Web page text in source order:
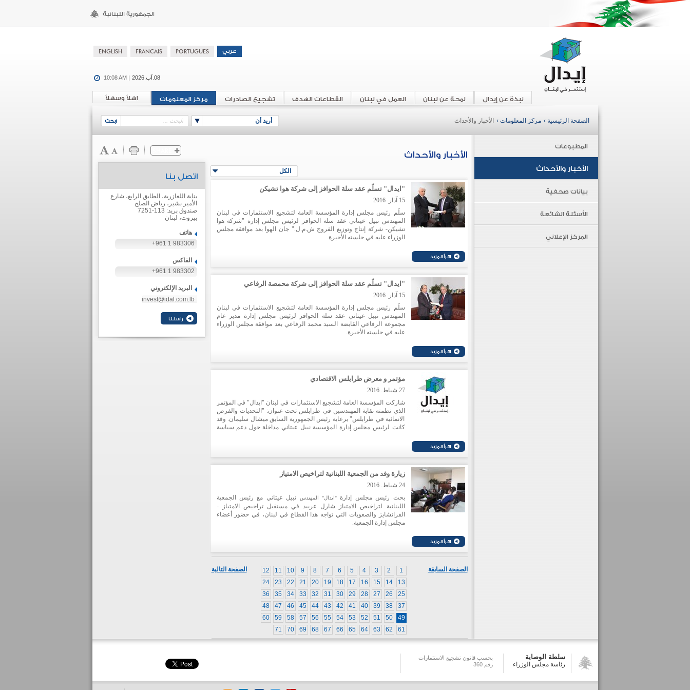
08.آب.2026 10:08 AM |
اهلاً وسهلاً مركز المعلومات تشجيع الصادرات القطاعات الهدف العمل في لبنان لمحة عن لبنان نبذة عن إيدال
أريد أن الصفحة الرئيسية › مركز المعلومات › الأخبار والأحداث
المطبوعات
الأخبار والأحداث
بيانات صحفية
الأسئلة الشائعة
المركز الإعلاني
الأخبار والأحداث
الكل
"ايدال" تسلّم عقد سلة الحوافز إلى شركة هوا تشيكن
15 آذار. 2016
سلّم رئيس مجلس إدارة المؤسسة العامة لتشجيع الاستثمارات في لبنان
المهندس نبيل عيتاني عقد سلة الحوافز لرئيس مجلس إدارة "شركة هوا
تشيكن- شركة إنتاج وتوزيع الفروج ش.م.ل." جان الهوا بعد موافقة مجلس
الوزراء عليه في جلسته الأخيرة.
"ايدال" تسلّم عقد سلة الحوافز إلى شركة محمصة الرفاعي
15 آذار. 2016
سلّم رئيس مجلس إدارة المؤسسة العامة لتشجيع الاستثمارات في لبنان
المهندس نبيل عيتاني عقد سلة الحوافز لرئيس مجلس إدارة مدير عام
مجموعة الرفاعي القابضة السيد محمد الرفاعي بعد موافقة مجلس الوزراء
عليه في جلسته الأخيرة.
مؤتمر و معرض طرابلس الاقتصادي
27 شباط. 2016
شاركت المؤسسة العامة لتشجيع الاستثمارات في لبنان "ايدال" في المؤتمر
الذي نظمته نقابة المهندسين في طرابلس تحت عنوان: "التحديات والفرص
الانمائية في طرابلس" برعاية رئيس الجمهورية السابق ميشال سليمان. وقد
كانت لرئيس مجلس إدارة المؤسسة نبيل عيتاني مداخلة حول دعم سياسة
زيارة وفد من الجمعية اللبنانية لتراخيص الامتياز
24 شباط. 2016
بحث رئيس مجلس إدارة"ايدال" المهندس نبيل عيتاني مع رئيس الجمعية
اللبنانية لتراخيص الامتياز شارل عربيد في مستقبل تراخيص الامتياز -
الفرانشايز والصعوبات التي تواجه هذا القطاع في لبنان، في حضور أعضاء
مجلس إدارة الجمعية.
الصفحة التالية 1
2
3
4
5
6
7
8
9
10
11
12
13
14
15
16
17
18
19
20
21
22
23
24
25
26
27
28
29
30
31
32
33
34
35
36
37
38
39
40
41
42
43
44
45
46
47
48
49
50
51
52
53
54
55
56
57
58
59
60
61
62
63
64
65
66
67
68
69
70
71
الصفحة السابقة
اتصل بنا
بناية اللعازرية، الطابق الرابع، شارع
الأمير بشير، رياض الصلح
صندوق بريد: 113-7251
بيروت، لبنان
هاتف
+961 1 983306
الفاكس
+961 1 983302
البريد الإلكتروني
invest@idal.com.lb
سلطة الوصاية
رئاسة مجلس الوزراء
بحسب قانون تشجيع الاستثمارات
رقم 360